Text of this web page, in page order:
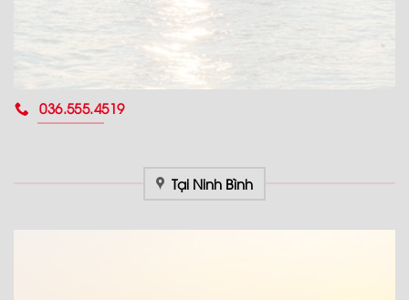
036.555.4519
Tại Ninh Bình